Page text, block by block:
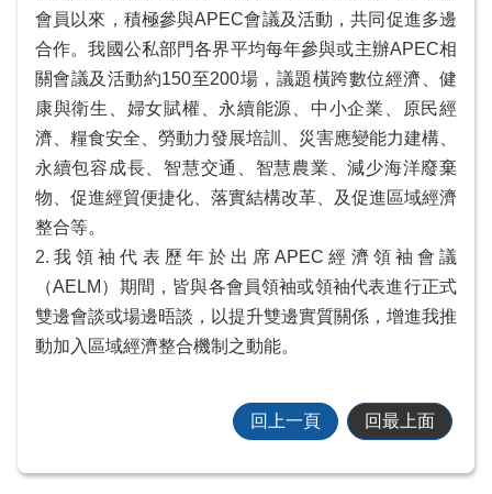
會員以來，積極參與APEC會議及活動，共同促進多邊
合作。我國公私部門各界平均每年參與或主辦APEC相
關會議及活動約150至200場，議題橫跨數位經濟、健
康與衛生、婦女賦權、永續能源、中小企業、原民經
濟、糧食安全、勞動力發展培訓、災害應變能力建構、
永續包容成長、智慧交通、智慧農業、減少海洋廢棄
物、促進經貿便捷化、落實結構改革、及促進區域經濟
整合等。
2. 我領袖代表歷年於出席APEC經濟領袖會議
（AELM）期間，皆與各會員領袖或領袖代表進行正式
雙邊會談或場邊晤談，以提升雙邊實質關係，增進我推
動加入區域經濟整合機制之動能。
回上一頁 回最上面